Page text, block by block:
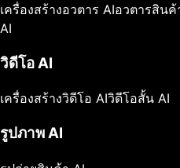
เครื่องสร้างอวตาร AIอวตารสินค้
AI
วิดีโอ AI
เครื่องสร้างวิดีโอ AIวิดีโอสั้น AI
รูปภาพ AI